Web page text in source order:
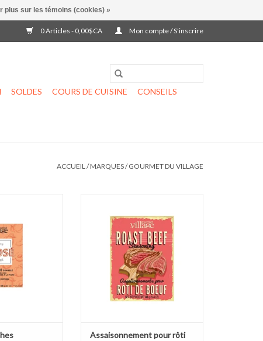
0 Articles - 0,00$CA Mon compte / S'inscrire
SOLDES COURS DE CUISINE
CONSEILS
ACCUEIL/MARQUES/GOURMET DU VILLAGE
AJOUTER AU PANIER
Assaisonnement pour rôti
plus sur les témoins (cookies) »